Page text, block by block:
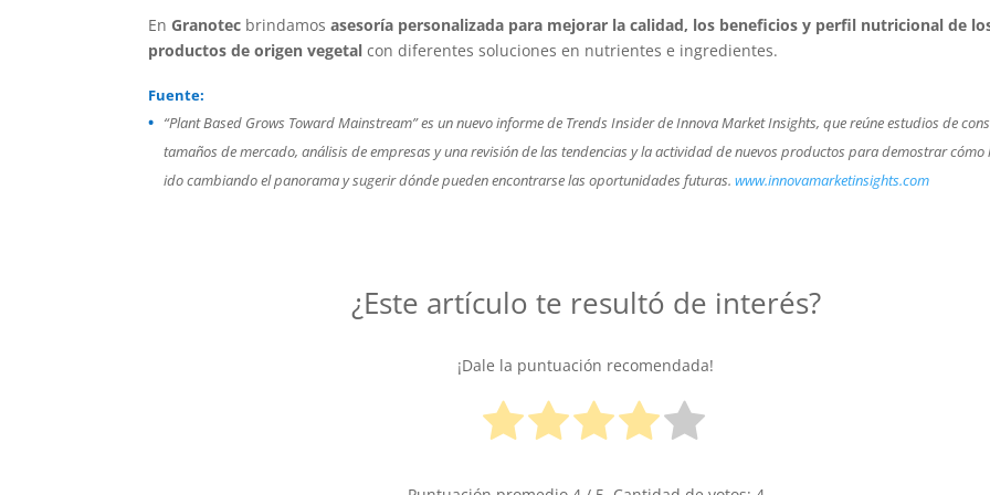
En Granotec brindamosasesoría personalizada para mejorar la calidad, los beneficios y perfil nutricional de
productos de origen vegetal con diferentes soluciones en nutrientes e ingredientes.
Fuente:
“Plant Based Grows Toward Mainstream”es un nuevo informe de Trends Insider de Innova Market Insights, que reúne estudios de
tamaños de mercado, análisis de empresas y una revisión de las tendencias y la actividad de nuevos productos para demostrar cómo
ido cambiando el panorama y sugerir dónde pueden encontrarse las oportunidades futuras.www.innovamarketinsights.com
¿Este artículo te resultó de interés?
¡Dale la puntuación recomendada!